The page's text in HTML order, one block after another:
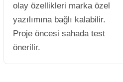
olay özellikleri marka özel
yazılımına bağlı kalabilir.
Proje öncesi sahada test
önerilir.